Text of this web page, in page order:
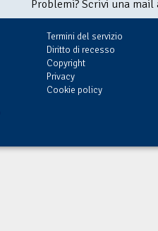
Problemi? Scrivi una
Termini del servizio
Diritto di recesso
Copyright
Privacy
Cookie policy